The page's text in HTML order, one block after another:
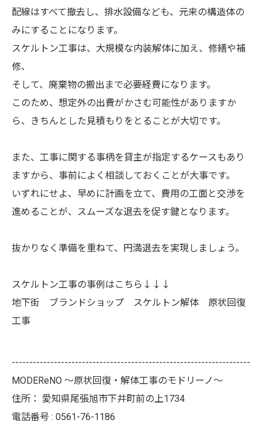
配線はすべて撤去し、排水設備なども、元来の構造体の
みにすることになります。
スケルトン工事は、大規模な内装解体に加え、修繕や補
修、
そして、廃棄物の搬出まで必要経費になります。
このため、想定外の出費がかさむ可能性がありますか
ら、きちんとした見積もりをとることが大切です。
また、工事に関する事柄を貸主が指定するケースもあり
ますから、事前によく相談しておくことが大事です。
いずれにせよ、早めに計画を立て、費用の工面と交渉を
進めることが、スムーズな退去を促す鍵となります。
抜かりなく準備を重ねて、円満退去を実現しましょう。
スケルトン工事の事例はこちら↓↓↓
地下街 ブランドショップ スケルトン解体 原状回復
工事
--------------------------------------------------------------------
MODEReNO ～原状回復・解体工事のモドリーノ～
住所： 愛知県尾張旭市下井町前の上1734
電話番号 : 0561-76-1186